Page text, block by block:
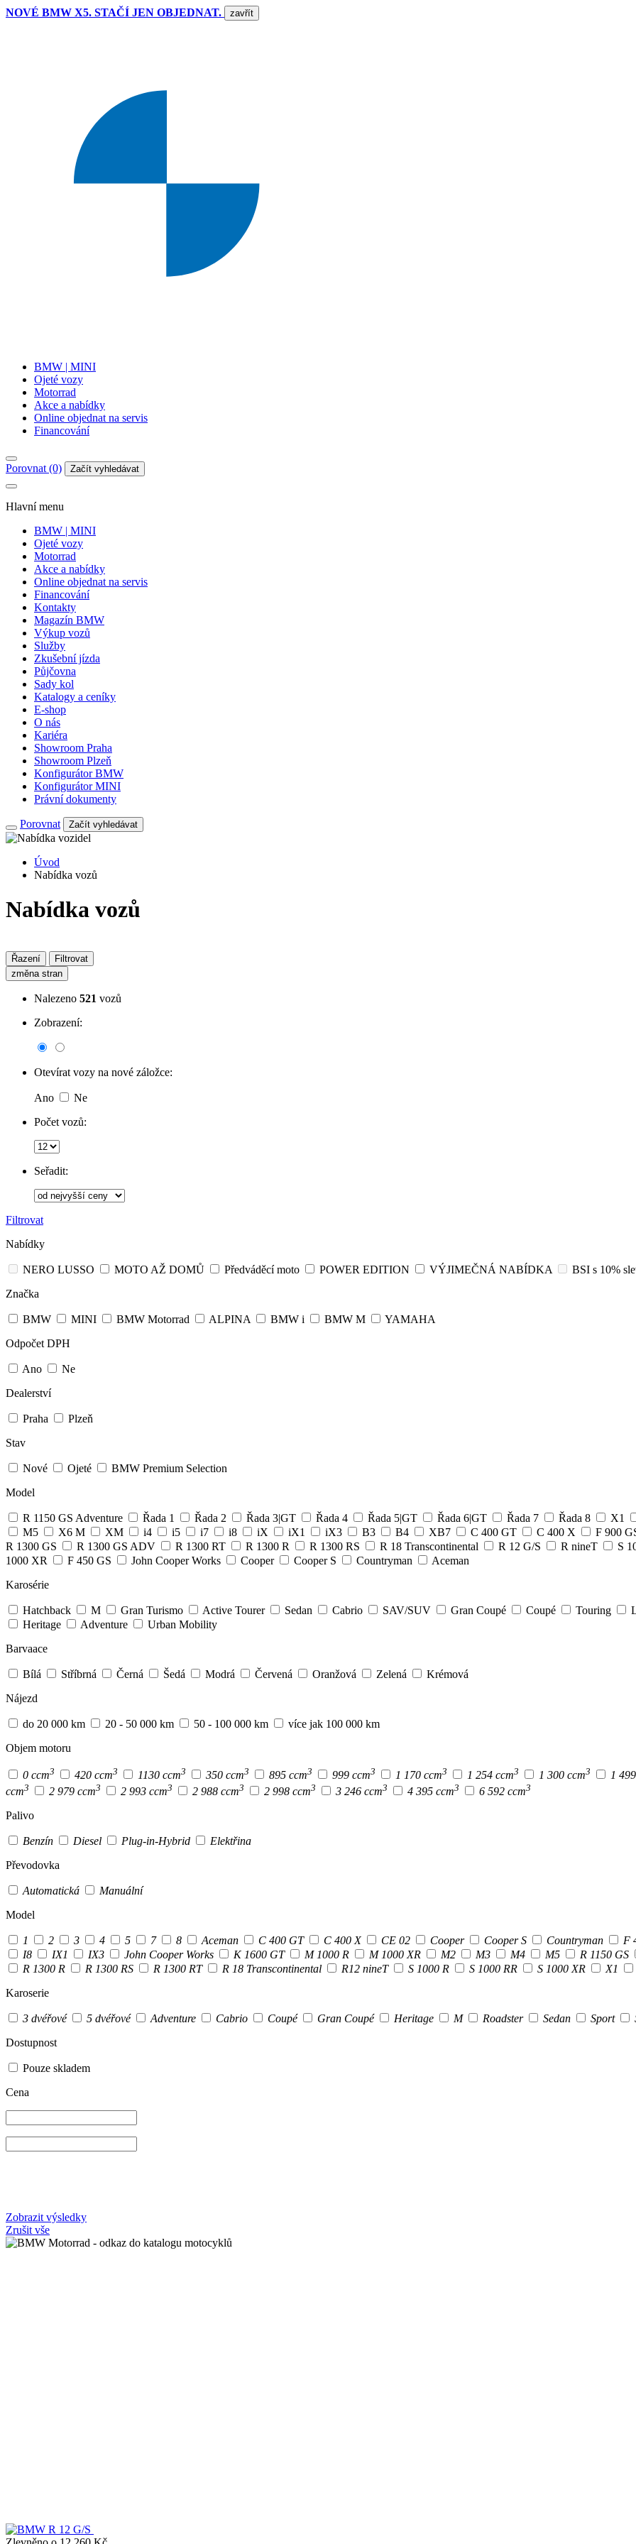
NOVÉ BMW X5. STAČÍ JEN OBJEDNAT. zavřít
BMW | MINI
Ojeté vozy
Motorrad
Akce a nabídky
Online objednat na servis
Financování
Porovnat (0) Začít vyhledávat
Hlavní menu
BMW | MINI
Ojeté vozy
Motorrad
Akce a nabídky
Online objednat na servis
Financování
Kontakty
Magazín BMW
Výkup vozů
Služby
Zkušební jízda
Půjčovna
Sady kol
Katalogy a ceníky
E-shop
O nás
Kariéra
Showroom Praha
Showroom Plzeň
Konfigurátor BMW
Konfigurátor MINI
Právní dokumenty
Porovnat Začít vyhledávat
Úvod
Nabídka vozů
Nabídka vozů
Řazení
Filtrovat
změna stran
Nalezeno 521 vozů
Zobrazení:
Otevírat vozy na nové záložce:
Ano
Ne
Počet vozů:
Seřadit:
Filtrovat
Nabídky
NERO LUSSO MOTO AŽ DOMŮ Předváděcí moto POWER EDITION VÝJIMEČNÁ NABÍDKA
BSI s 10%
Značka
BMW MINI BMW Motorrad ALPINA BMW i BMW M
YAMAHA
Odpočet DPH
Ano
Ne
Dealerství
Praha
Plzeň
Stav
Nové Ojeté
BMW Premium Selection
Model
R 1150 GS Adventure Řada 1 Řada 2 Řada 3|GT Řada 4 Řada 5|GT Řada 6|GT Řada 7 Řada 8
X1
M5
X6 M XM i4 i5 i7 i8 iX iX1 iX3 B3 B4 XB7 C 400 GT C 400 X
F 900
R 1300 GS
R 1300 GS ADV R 1300 RT R 1300 R R 1300 RS R 18 Transcontinental R 12 G/S R nineT
S
1000 XR
F 450 GS John Cooper Works Cooper Cooper S Countryman
Aceman
Karosérie
Hatchback M Gran Turismo Active Tourer Sedan Cabrio SAV/SUV Gran Coupé Coupé Touring
Heritage
Adventure
Urban Mobility
Barvaace
Bílá Stříbrná Černá Šedá Modrá Červená Oranžová Zelená
Krémová
Nájezd
do 20 000 km 20 - 50 000 km 50 - 100 000 km
více jak 100 000 km
Objem motoru
0 ccm3 420 ccm3 1130 ccm3 350 ccm3 895 ccm3 999 ccm3 1 170 ccm3 1 254 ccm3 1 300 ccm3
1
ccm3 2 979 ccm3 2 993 ccm3 2 988 ccm3 2 998 ccm3 3 246 ccm3 4 395 ccm3 6 592 ccm3
Palivo
Benzín Diesel Plug-in-Hybrid
Elektřina
Převodovka
Automatická
Manuální
Model
1 2 3 4 5 7 8 Aceman C 400 GT C 400 X CE 02 Cooper Cooper S Countryman
F
I8
IX1 IX3 John Cooper Works K 1600 GT M 1000 R M 1000 XR M2 M3 M4 M5
R 1150 GS
R 1300 R
R 1300 RS R 1300 RT R 18 Transcontinental R12 nineT S 1000 R S 1000 RR S 1000 XR
X1
Karoserie
3 dvéřové 5 dvéřové Adventure Cabrio Coupé Gran Coupé Heritage M Roadster Sedan Sport
Dostupnost
Pouze skladem
Cena
Zobrazit výsledky
Zrušit vše